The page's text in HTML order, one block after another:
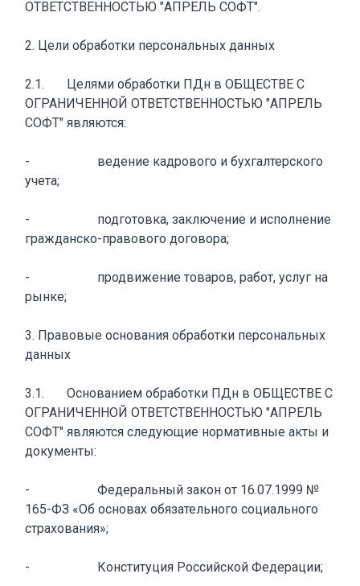
ОТВЕТСТВЕННОСТЬЮ "АПРЕЛЬ СОФТ".
2. Цели обработки персональных данных
2.1. Целями обработки ПДн в ОБЩЕСТВЕ С
ОГРАНИЧЕННОЙ ОТВЕТСТВЕННОСТЬЮ "АПРЕЛЬ
СОФТ" являются:
- ведение кадрового и бухгалтерского
учета;
- подготовка, заключение и исполнение
гражданско-правового договора;
- продвижение товаров, работ, услуг на
рынке;
3. Правовые основания обработки персональных
данных
3.1. Основанием обработки ПДн в ОБЩЕСТВЕ С
ОГРАНИЧЕННОЙ ОТВЕТСТВЕННОСТЬЮ "АПРЕЛЬ
СОФТ" являются следующие нормативные акты и
документы:
- Федеральный закон от 16.07.1999 №
165-ФЗ «Об основах обязательного социального
страхования»;
- Конституция Российской Федерации;